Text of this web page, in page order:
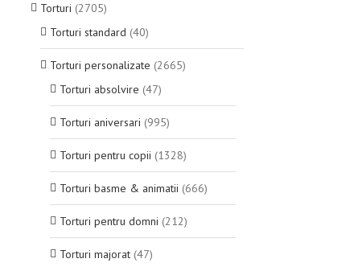
Torturi (2705)
Torturi standard (40)
Torturi personalizate (2665)
Torturi absolvire (47)
Torturi aniversari (995)
Torturi pentru copii (1328)
Torturi basme & animatii (666)
Torturi pentru domni (212)
Torturi majorat (47)